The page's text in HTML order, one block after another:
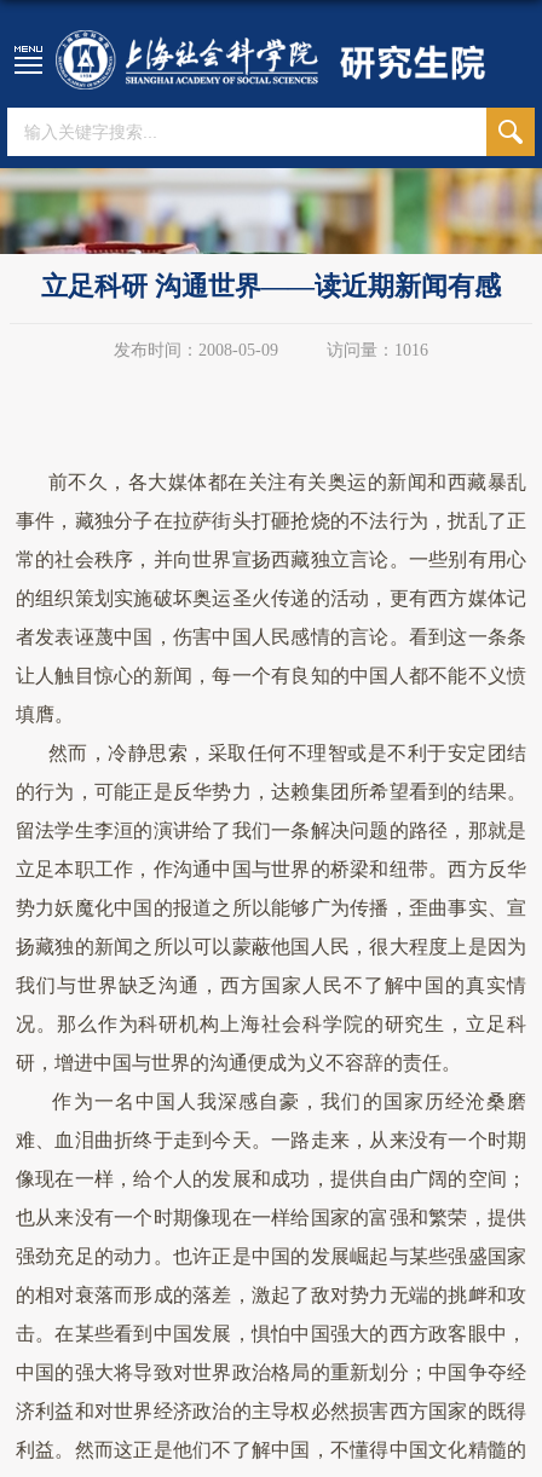
立足科研 沟通世界——读近期新闻有感
发布时间：2008-05-09 访问量： 1016
前不久，各大媒体都在关注有关奥运的新闻和西藏暴乱
事件，藏独分子在拉萨街头打砸抢烧的不法行为，扰乱了正
常的社会秩序，并向世界宣扬西藏独立言论。一些别有用心
的组织策划实施破坏奥运圣火传递的活动，更有西方媒体记
者发表诬蔑中国，伤害中国人民感情的言论。看到这一条条
让人触目惊心的新闻，每一个有良知的中国人都不能不义愤
填膺。
然而，冷静思索，采取任何不理智或是不利于安定团结
的行为，可能正是反华势力，达赖集团所希望看到的结果。
留法学生李洹的演讲给了我们一条解决问题的路径，那就是
立足本职工作，作沟通中国与世界的桥梁和纽带。西方反华
势力妖魔化中国的报道之所以能够广为传播，歪曲事实、宣
扬藏独的新闻之所以可以蒙蔽他国人民，很大程度上是因为
我们与世界缺乏沟通，西方国家人民不了解中国的真实情
况。那么作为科研机构上海社会科学院的研究生，立足科
研，增进中国与世界的沟通便成为义不容辞的责任。
作为一名中国人我深感自豪，我们的国家历经沧桑磨
难、血泪曲折终于走到今天。一路走来，从来没有一个时期
像现在一样，给个人的发展和成功，提供自由广阔的空间；
也从来没有一个时期像现在一样给国家的富强和繁荣，提供
强劲充足的动力。也许正是中国的发展崛起与某些强盛国家
的相对衰落而形成的落差，激起了敌对势力无端的挑衅和攻
击。在某些看到中国发展，惧怕中国强大的西方政客眼中，
中国的强大将导致对世界政治格局的重新划分；中国争夺经
济利益和对世界经济政治的主导权必然损害西方国家的既得
利益。然而这正是他们不了解中国，不懂得中国文化精髓的